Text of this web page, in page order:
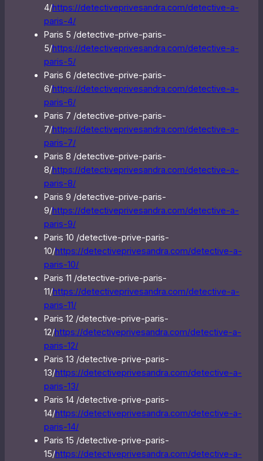
4/https://detectiveprivesandra.com/detective-a-
paris-4/
Paris 5 /detective-prive-paris-
5/https://detectiveprivesandra.com/detective-a-
paris-5/
Paris 6 /detective-prive-paris-
6/https://detectiveprivesandra.com/detective-a-
paris-6/
Paris 7 /detective-prive-paris-
7/https://detectiveprivesandra.com/detective-a-
paris-7/
Paris 8 /detective-prive-paris-
8/https://detectiveprivesandra.com/detective-a-
paris-8/
Paris 9 /detective-prive-paris-
9/https://detectiveprivesandra.com/detective-a-
paris-9/
Paris 10 /detective-prive-paris-
10/https://detectiveprivesandra.com/detective-a-
paris-10/
Paris 11 /detective-prive-paris-
11/https://detectiveprivesandra.com/detective-a-
paris-11/
Paris 12 /detective-prive-paris-
12/https://detectiveprivesandra.com/detective-a-
paris-12/
Paris 13 /detective-prive-paris-
13/https://detectiveprivesandra.com/detective-a-
paris-13/
Paris 14 /detective-prive-paris-
14/https://detectiveprivesandra.com/detective-a-
paris-14/
Paris 15 /detective-prive-paris-
15/https://detectiveprivesandra.com/detective-a-